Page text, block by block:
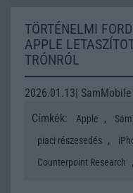
TÖRTÉNELMI
APPLE
TRÓNRÓL
2026.01.13| SamMobile
Címkék:
Apple ,
piaci részesedés ,
Counterpoint Research ,